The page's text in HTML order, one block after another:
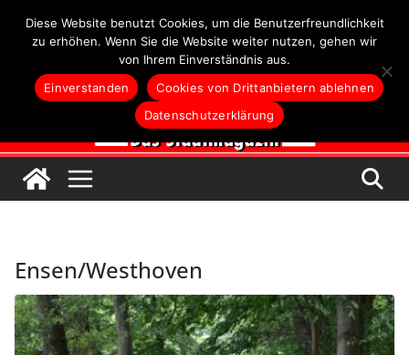
Inhalt
Ensen/Westhoven
Diese Website benutzt Cookies, um die Benutzerfreundlichkeit
zu erhöhen. Wenn Sie die Website weiter nutzen, gehen wir
von Ihrem Einverständnis aus.
Einverstanden
Cookies von Drittanbietern ablehnen
Datenschutzerklärung